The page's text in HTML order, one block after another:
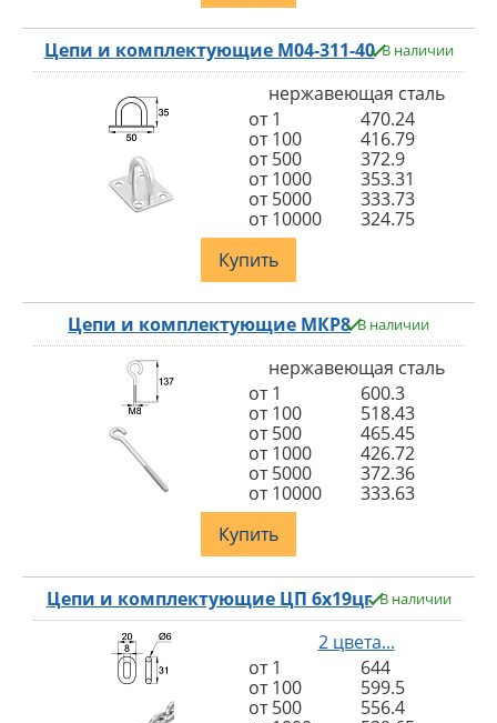
Цепи и комплектующие M04-311-40 В наличии
нержавеющая сталь
от 1
470.24
от 100
416.79
от 500
372.9
от 1000
353.31
от 5000
333.73
от 10000
324.75
Купить
Цепи и комплектующие МКР8 В наличии
нержавеющая сталь
от 1
600.3
от 100
518.43
от 500
465.45
от 1000
426.72
от 5000
372.36
от 10000
333.63
Купить
Цепи и комплектующие ЦП 6х19цг В наличии
2 цвета...
от 1
644
от 100
599.5
от 500
556.4